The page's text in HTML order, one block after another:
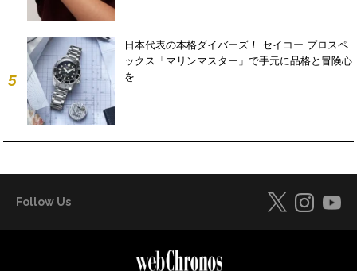
5
日本代表の本格ダイバーズ！ セイコー プロスペ
ックス「マリンマスター」で手元に品格と冒険心
を
Follow Us